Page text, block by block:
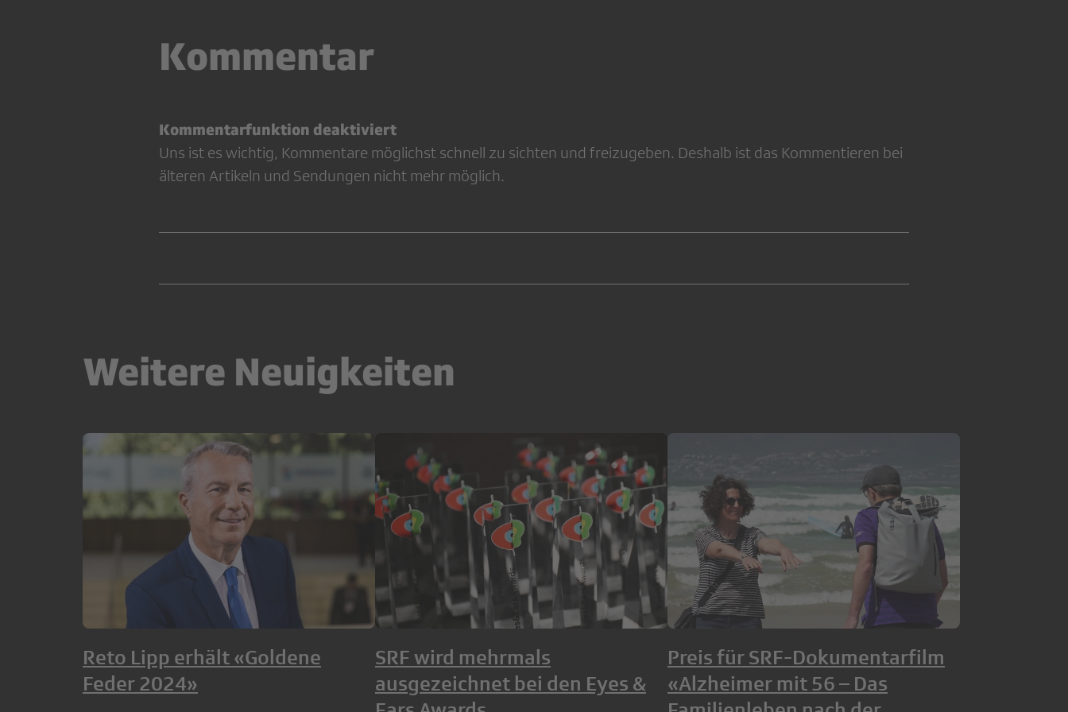
Kommentar
Kommentarfunktion deaktiviert
Uns ist es wichtig, Kommentare möglichst schnell zu sichten und freizugeben. Deshalb ist das Kommentieren bei
älteren Artikeln und Sendungen nicht mehr möglich.
Weitere Neuigkeiten
Reto Lipp erhält «Goldene
Feder 2024»
SRF wird mehrmals
ausgezeichnet bei den Eyes &
Preis für SRF-Dokumentarfilm
«Alzheimer mit 56 – Das